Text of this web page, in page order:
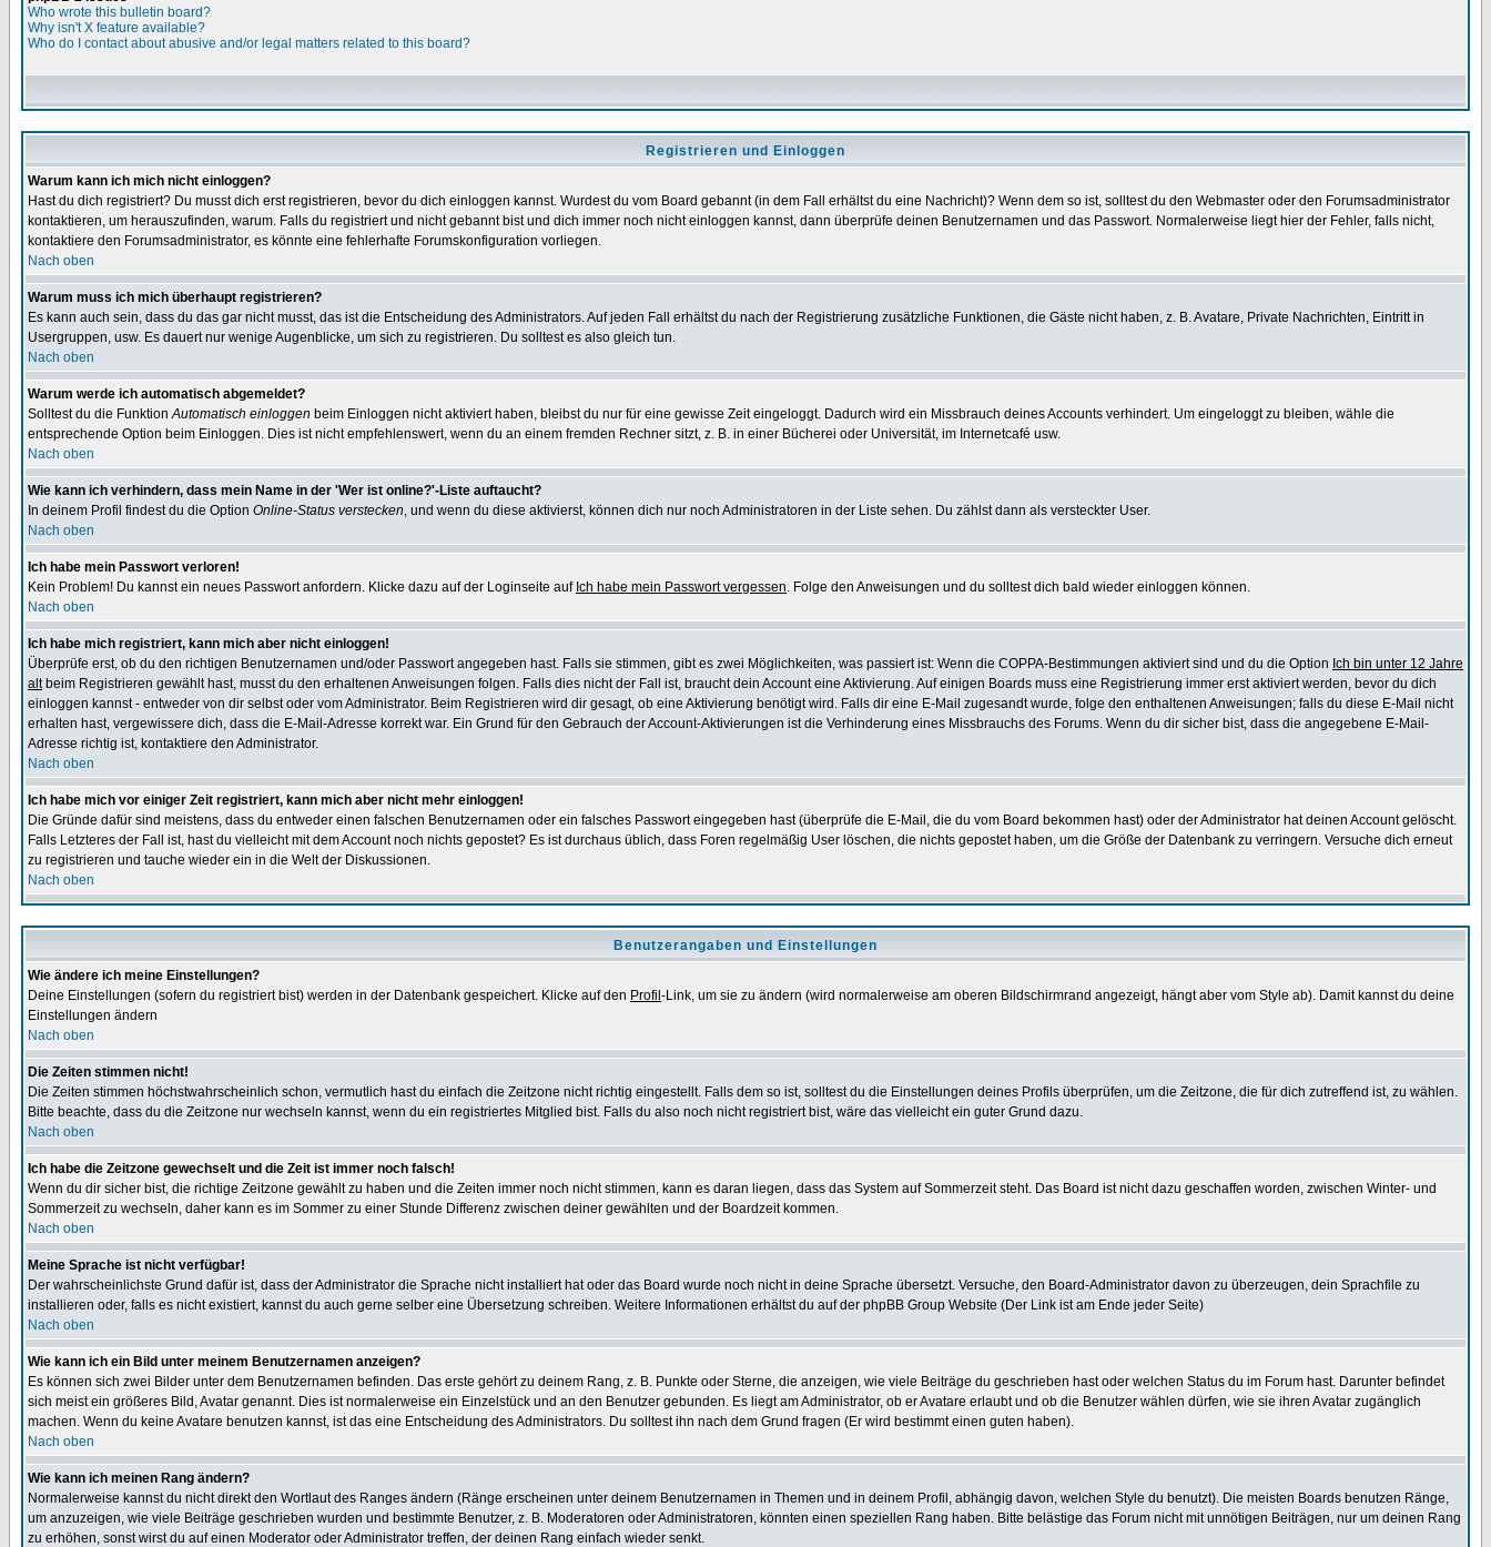
Who wrote this bulletin board?
Why isn't X feature available?
Who do I contact about abusive and/or legal matters related to this board?
Registrieren und Einloggen
Warum kann ich mich nicht einloggen?
Hast du dich registriert? Du musst dich erst registrieren, bevor du dich einloggen kannst. Wurdest du vom Board gebannt (in dem Fall erhältst du eine Nachricht)? Wenn dem so ist, solltest du den Webmaster oder den Forumsadministrator
kontaktieren, um herauszufinden, warum. Falls du registriert und nicht gebannt bist und dich immer noch nicht einloggen kannst, dann überprüfe deinen Benutzernamen und das Passwort. Normalerweise liegt hier der Fehler, falls nicht,
kontaktiere den Forumsadministrator, es könnte eine fehlerhafte Forumskonfiguration vorliegen.
Nach oben
Warum muss ich mich überhaupt registrieren?
Es kann auch sein, dass du das gar nicht musst, das ist die Entscheidung des Administrators. Auf jeden Fall erhältst du nach der Registrierung zusätzliche Funktionen, die Gäste nicht haben, z. B. Avatare, Private Nachrichten, Eintritt in
Usergruppen, usw. Es dauert nur wenige Augenblicke, um sich zu registrieren. Du solltest es also gleich tun.
Nach oben
Warum werde ich automatisch abgemeldet?
Solltest du die FunktionAutomatisch einloggen beim Einloggen nicht aktiviert haben, bleibst du nur für eine gewisse Zeit eingeloggt. Dadurch wird ein Missbrauch deines Accounts verhindert. Um eingeloggt zu bleiben, wähle die
entsprechende Option beim Einloggen. Dies ist nicht empfehlenswert, wenn du an einem fremden Rechner sitzt, z. B. in einer Bücherei oder Universität, im Internetcafé usw.
Nach oben
Wie kann ich verhindern, dass mein Name in der 'Wer ist online?'-Liste auftaucht?
In deinem Profil findest du die Option Online-Status verstecken, und wenn du diese aktivierst, können dich nur noch Administratoren in der Liste sehen. Du zählst dann als versteckter User.
Nach oben
Ich habe mein Passwort verloren!
Kein Problem! Du kannst ein neues Passwort anfordern. Klicke dazu auf der Loginseite auf Ich habe mein Passwort vergessen. Folge den Anweisungen und du solltest dich bald wieder einloggen können.
Nach oben
Ich habe mich registriert, kann mich aber nicht einloggen!
Überprüfe erst, ob du den richtigen Benutzernamen und/oder Passwort angegeben hast. Falls sie stimmen, gibt es zwei Möglichkeiten, was passiert ist: Wenn die COPPA-Bestimmungen aktiviert sind und du die Option Ich bin unter 12 Jahre
altbeim Registrieren gewählt hast, musst du den erhaltenen Anweisungen folgen. Falls dies nicht der Fall ist, braucht dein Account eine Aktivierung. Auf einigen Boards muss eine Registrierung immer erst aktiviert werden, bevor du dich
einloggen kannst - entweder von dir selbst oder vom Administrator. Beim Registrieren wird dir gesagt, ob eine Aktivierung benötigt wird. Falls dir eine E-Mail zugesandt wurde, folge den enthaltenen Anweisungen; falls du diese E-Mail nicht
erhalten hast, vergewissere dich, dass die E-Mail-Adresse korrekt war. Ein Grund für den Gebrauch der Account-Aktivierungen ist die Verhinderung eines Missbrauchs des Forums. Wenn du dir sicher bist, dass die angegebene E-Mail-
Adresse richtig ist, kontaktiere den Administrator.
Nach oben
Ich habe mich vor einiger Zeit registriert, kann mich aber nicht mehr einloggen!
Die Gründe dafür sind meistens, dass du entweder einen falschen Benutzernamen oder ein falsches Passwort eingegeben hast (überprüfe die E-Mail, die du vom Board bekommen hast) oder der Administrator hat deinen Account gelöscht.
Falls Letzteres der Fall ist, hast du vielleicht mit dem Account noch nichts gepostet? Es ist durchaus üblich, dass Foren regelmäßig User löschen, die nichts gepostet haben, um die Größe der Datenbank zu verringern. Versuche dich erneut
zu registrieren und tauche wieder ein in die Welt der Diskussionen.
Nach oben
Benutzerangaben und Einstellungen
Wie ändere ich meine Einstellungen?
Deine Einstellungen (sofern du registriert bist) werden in der Datenbank gespeichert. Klicke auf den Profil -Link, um sie zu ändern (wird normalerweise am oberen Bildschirmrand angezeigt, hängt aber vom Style ab). Damit kannst du deine
Einstellungen ändern
Nach oben
Die Zeiten stimmen nicht!
Die Zeiten stimmen höchstwahrscheinlich schon, vermutlich hast du einfach die Zeitzone nicht richtig eingestellt. Falls dem so ist, solltest du die Einstellungen deines Profils überprüfen, um die Zeitzone, die für dich zutreffend ist, zu wählen.
Bitte beachte, dass du die Zeitzone nur wechseln kannst, wenn du ein registriertes Mitglied bist. Falls du also noch nicht registriert bist, wäre das vielleicht ein guter Grund dazu.
Nach oben
Ich habe die Zeitzone gewechselt und die Zeit ist immer noch falsch!
Wenn du dir sicher bist, die richtige Zeitzone gewählt zu haben und die Zeiten immer noch nicht stimmen, kann es daran liegen, dass das System auf Sommerzeit steht. Das Board ist nicht dazu geschaffen worden, zwischen Winter- und
Sommerzeit zu wechseln, daher kann es im Sommer zu einer Stunde Differenz zwischen deiner gewählten und der Boardzeit kommen.
Nach oben
Meine Sprache ist nicht verfügbar!
Der wahrscheinlichste Grund dafür ist, dass der Administrator die Sprache nicht installiert hat oder das Board wurde noch nicht in deine Sprache übersetzt. Versuche, den Board-Administrator davon zu überzeugen, dein Sprachfile zu
installieren oder, falls es nicht existiert, kannst du auch gerne selber eine Übersetzung schreiben. Weitere Informationen erhältst du auf der phpBB Group Website (Der Link ist am Ende jeder Seite)
Nach oben
Wie kann ich ein Bild unter meinem Benutzernamen anzeigen?
Es können sich zwei Bilder unter dem Benutzernamen befinden. Das erste gehört zu deinem Rang, z. B. Punkte oder Sterne, die anzeigen, wie viele Beiträge du geschrieben hast oder welchen Status du im Forum hast. Darunter befindet
sich meist ein größeres Bild, Avatar genannt. Dies ist normalerweise ein Einzelstück und an den Benutzer gebunden. Es liegt am Administrator, ob er Avatare erlaubt und ob die Benutzer wählen dürfen, wie sie ihren Avatar zugänglich
machen. Wenn du keine Avatare benutzen kannst, ist das eine Entscheidung des Administrators. Du solltest ihn nach dem Grund fragen (Er wird bestimmt einen guten haben).
Nach oben
Wie kann ich meinen Rang ändern?
Normalerweise kannst du nicht direkt den Wortlaut des Ranges ändern (Ränge erscheinen unter deinem Benutzernamen in Themen und in deinem Profil, abhängig davon, welchen Style du benutzt). Die meisten Boards benutzen Ränge,
um anzuzeigen, wie viele Beiträge geschrieben wurden und bestimmte Benutzer, z. B. Moderatoren oder Administratoren, könnten einen speziellen Rang haben. Bitte belästige das Forum nicht mit unnötigen Beiträgen, nur um deinen Rang
zu erhöhen, sonst wirst du auf einen Moderator oder Administrator treffen, der deinen Rang einfach wieder senkt.